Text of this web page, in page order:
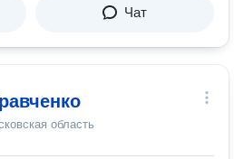
Чат
область